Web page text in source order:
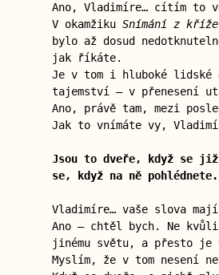
Ano, Vladimíre… cítím to
V okamžiku Snímání z kříže
bylo až dosud
jak říkáte.
Je v tom i hluboké
tajemství – v přenesení
Ano, právě tam, mezi
Jak to vnímáte vy,
Jsou to dveře, když se
se, když na ně
Vladimíre… vaše slova
Ano — chtěl bych. Ne
jinému světu, a přesto je
Myslím, že v tom nesení